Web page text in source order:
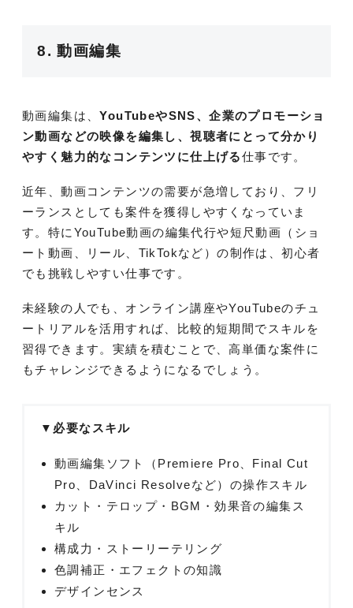
8. 動画編集
動画編集は、YouTubeやSNS、企業のプロモーショ
ン動画などの映像を編集し、視聴者にとって分かり
やすく魅力的なコンテンツに仕上げる仕事です。
近年、動画コンテンツの需要が急増しており、フリ
ーランスとしても案件を獲得しやすくなっていま
す。特にYouTube動画の編集代行や短尺動画（ショ
ート動画、リール、TikTokなど）の制作は、初心者
でも挑戦しやすい仕事です。
未経験の人でも、オンライン講座やYouTubeのチュ
ートリアルを活用すれば、比較的短期間でスキルを
習得できます。実績を積むことで、高単価な案件に
もチャレンジできるようになるでしょう。
▼必要なスキル
動画編集ソフト（Premiere Pro、Final Cut
Pro、DaVinci Resolveなど）の操作スキル
カット・テロップ・BGM・効果音の編集ス
キル
構成力・ストーリーテリング
色調補正・エフェクトの知識
デザインセンス